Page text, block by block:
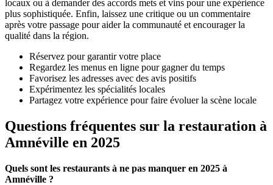
locaux ou à demander des accords mets et vins pour une expérience
plus sophistiquée. Enfin, laissez une critique ou un commentaire
après votre passage pour aider la communauté et encourager la
qualité dans la région.
Réservez pour garantir votre place
Regardez les menus en ligne pour gagner du temps
Favorisez les adresses avec des avis positifs
Expérimentez les spécialités locales
Partagez votre expérience pour faire évoluer la scène locale
Questions fréquentes sur la restauration à
Amnéville en 2025
Quels sont les restaurants à ne pas manquer en 2025 à
Amnéville ?